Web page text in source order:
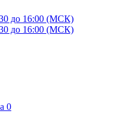
до 16:00 (МСК)
до 16:00 (МСК)
0